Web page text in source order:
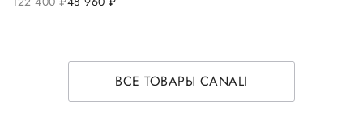
ВСЕ ТОВАРЫ CANALI